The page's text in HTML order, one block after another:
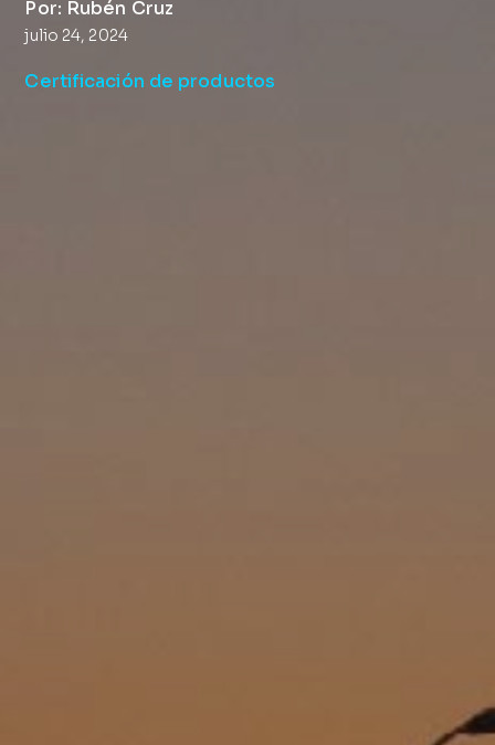
Por: Rubén Cruz
julio 24, 2024
Certificación de productos